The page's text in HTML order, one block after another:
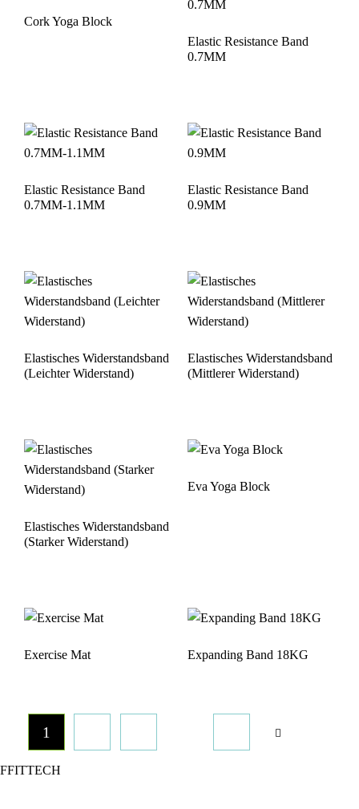
Cork Yoga Block
Elastic Resistance Band
0.7MM
Elastic Resistance Band
0.7MM-1.1MM
Elastic Resistance Band
0.9MM
Elastisches Widerstandsband
(Leichter Widerstand)
Elastisches Widerstandsband
(Mittlerer Widerstand)
Elastisches Widerstandsband
(Starker Widerstand)
Eva Yoga Block
Exercise Mat Expanding Band 18KG
1
FFITTECH